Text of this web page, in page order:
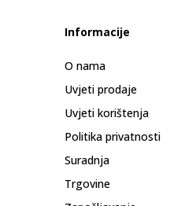
Informacije
O nama
Uvjeti prodaje
Uvjeti korištenja
Politika privatnosti
Suradnja
Trgovine